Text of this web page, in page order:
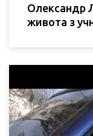
Олександр
живота з